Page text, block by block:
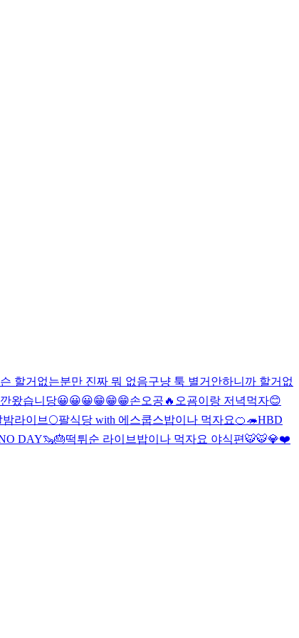
할거없는분만 진짜 뭐 없음구냥 툭 별거안하니까 할거없
왔습니당😀😀😀😁😁😁손오공🔥 오굠이랑 저녁먹자😊
밤라이브🌕팔식당 with 에스쿱스밥이나 먹자요🍊🦔HBD
DAY🦦🎂떡튀순 라이브 밥이나 먹자요 야식편🐯🐯💎❤️